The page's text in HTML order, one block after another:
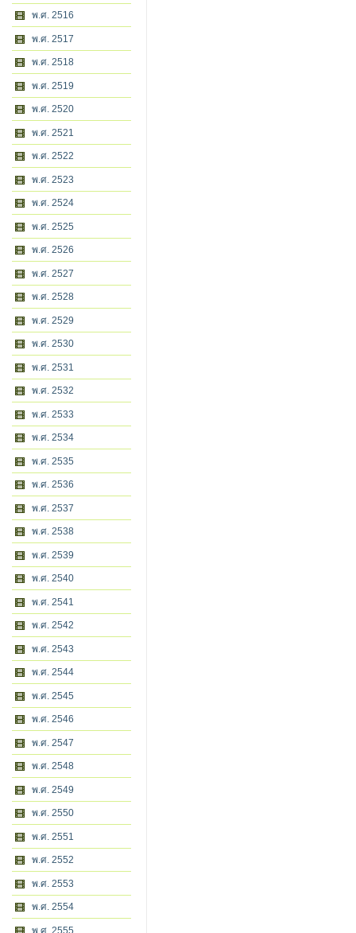
พ.ศ. 2516
พ.ศ. 2517
พ.ศ. 2518
พ.ศ. 2519
พ.ศ. 2520
พ.ศ. 2521
พ.ศ. 2522
พ.ศ. 2523
พ.ศ. 2524
พ.ศ. 2525
พ.ศ. 2526
พ.ศ. 2527
พ.ศ. 2528
พ.ศ. 2529
พ.ศ. 2530
พ.ศ. 2531
พ.ศ. 2532
พ.ศ. 2533
พ.ศ. 2534
พ.ศ. 2535
พ.ศ. 2536
พ.ศ. 2537
พ.ศ. 2538
พ.ศ. 2539
พ.ศ. 2540
พ.ศ. 2541
พ.ศ. 2542
พ.ศ. 2543
พ.ศ. 2544
พ.ศ. 2545
พ.ศ. 2546
พ.ศ. 2547
พ.ศ. 2548
พ.ศ. 2549
พ.ศ. 2550
พ.ศ. 2551
พ.ศ. 2552
พ.ศ. 2553
พ.ศ. 2554
พ.ศ. 2555